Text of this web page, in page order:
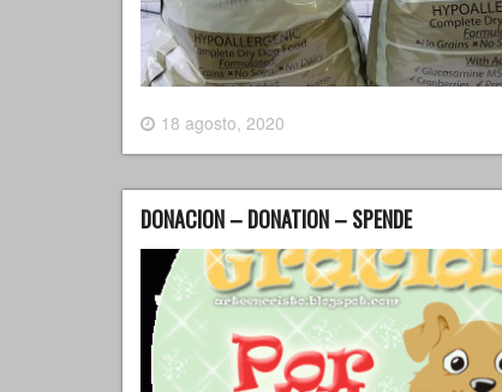
18 agosto, 2020
DONACION – DONATION – SPENDE